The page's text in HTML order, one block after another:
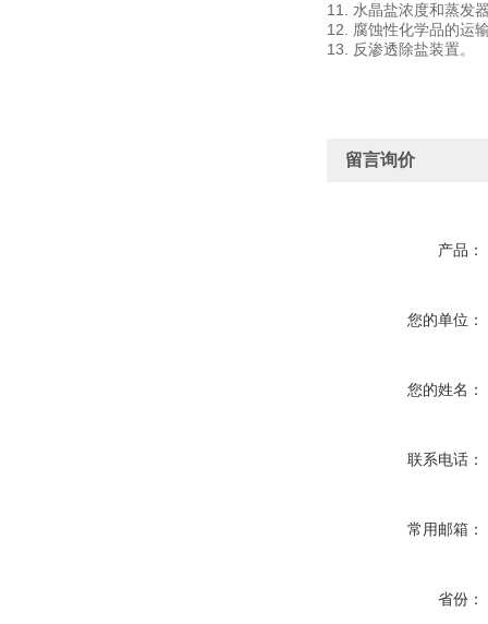
11. 水晶盐浓度和蒸发
12. 腐蚀性化学品的运
13. 反渗透除盐装置。
留言询价
产品：
您的单位：
您的姓名：
联系电话：
常用邮箱：
省份：